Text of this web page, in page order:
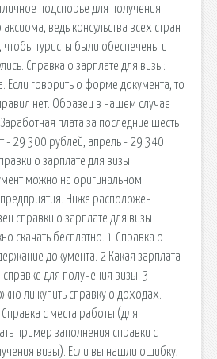
подспорье для получения
ведь консульства всех стран
чтобы туристы были обеспечены и
Справка о зарплате для визы:
Если говорить о форме документа, то
нет. Образец в нашем случае
плата за последние шесть
- 29 300 рублей, апрель - 29 340
о зарплате для визы.
можно на оригинальном
Ниже расположен
справки о зарплате для визы
скачать бесплатно. 1 Справка о
документа. 2 Какая зарплата
для получения визы. 3
ли купить справку о доходах.
Справка с места работы (для
пример заполнения справки с
визы). Если вы нашли ошибку,